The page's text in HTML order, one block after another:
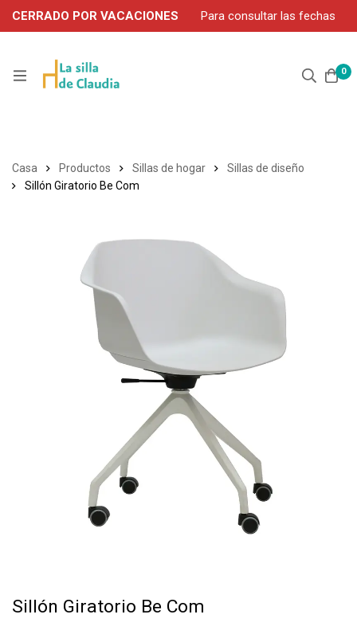
CERRADO POR VACACIONES
Para consultar las fechas
de servicio durante agosto, contacte por WhatsApp: 663 302
0
Casa Productos Sillas de hogar
Sillas de diseño
Sillón Giratorio Be Com
Sillón Giratorio Be Com